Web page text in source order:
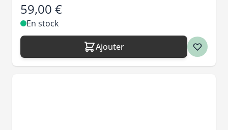
59,00 €
En stock
Ajouter